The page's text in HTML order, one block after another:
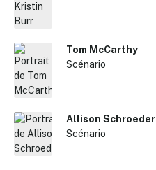
Tom McCarthy
Scénario
Allison Schroeder
Scénario